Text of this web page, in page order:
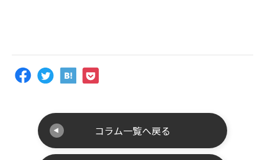
コラム一覧へ戻る